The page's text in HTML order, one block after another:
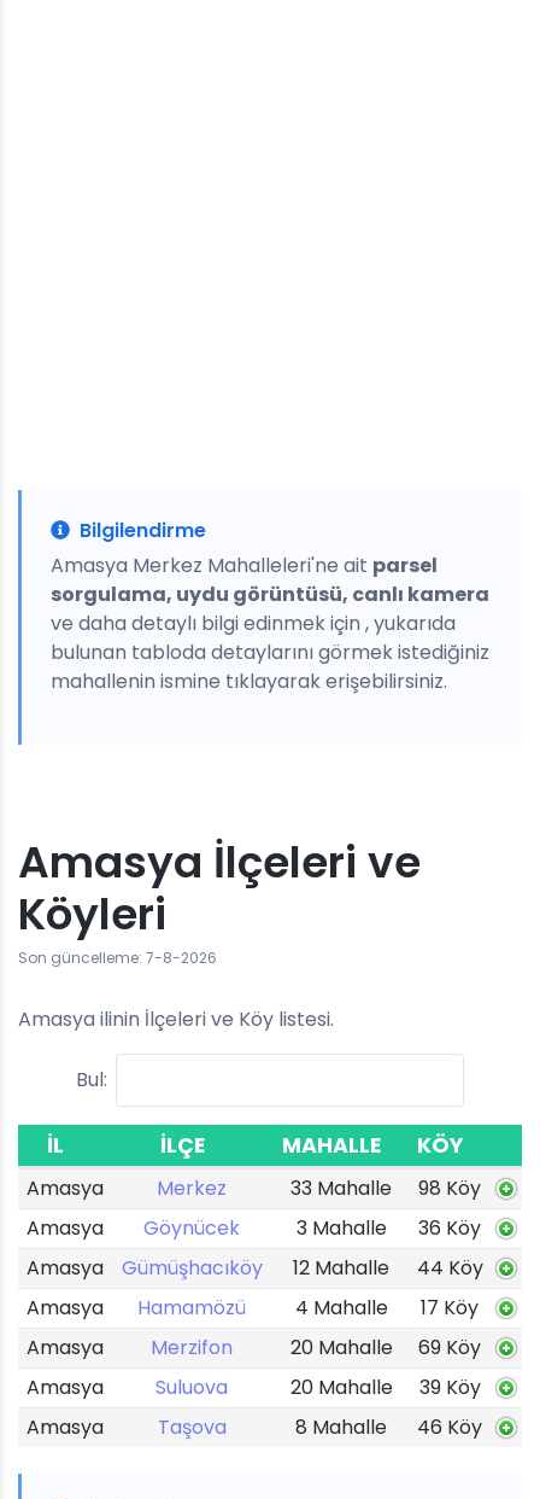
Bilgilendirme
Amasya Merkez Mahalleleri'ne ait parsel
sorgulama, uydu görüntüsü, canlı kamera
ve daha detaylı bilgi edinmek için , yukarıda
bulunan tabloda detaylarını görmek istediğiniz
mahallenin ismine tıklayarak erişebilirsiniz.
Amasya İlçeleri ve
Köyleri
Son güncelleme: 7-8-2026
Amasya ilinin İlçeleri ve Köy listesi.
Bul:
İL İLÇE MAHALLE KÖY
Amasya Merkez 33 Mahalle
98 Köy
Amasya
Göynücek 3 Mahalle
36 Köy
Amasya
Gümüşhacıköy 12 Mahalle
44 Köy
Amasya
Hamamözü 4 Mahalle
17 Köy
Amasya
Merzifon 20 Mahalle
69 Köy
Amasya
Suluova 20 Mahalle
39 Köy
Amasya
Taşova 8 Mahalle 46 Köy